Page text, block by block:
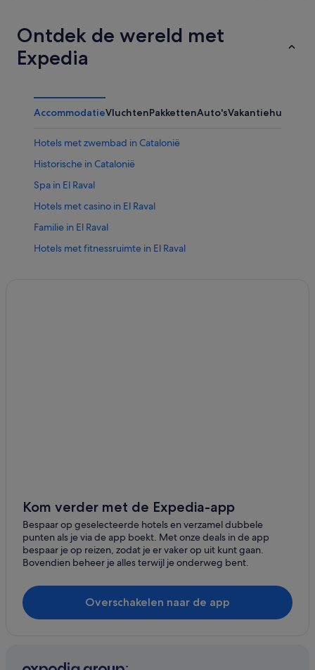
Ontdek de wereld met
Expedia
AccommodatieVluchtenPakkettenAuto'sVakantiehuizen
Hotels met zwembad in Catalonië
Historische in Catalonië
Spa in El Raval
Hotels met casino in El Raval
Familie in El Raval
Hotels met fitnessruimte in El Raval
Hotels met gratis ontbijt in Barcelona
Boetiek in Barcelona
Hotels voor volwassenen in Barcelona
Hotels met fitnessruimte in Barcelona
Budget in Barcelona
Romantische in Barcelona
Kom verder met de Expedia-app
Bespaar op geselecteerde hotels en verzamel dubbele
punten als je via de app boekt. Met onze deals in de app
bespaar je op reizen, zodat je er vaker op uit kunt gaan.
Bovendien beheer je alles terwijl je onderweg bent.
Overschakelen naar de app